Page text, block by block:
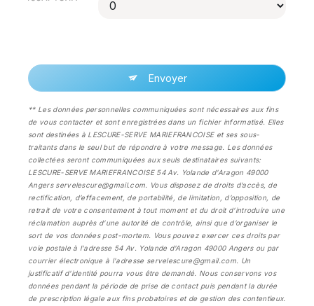
Envoyer
** Les données personnelles communiquées sont nécessaires aux fins
de vous contacter et sont enregistrées dans un fichier informatisé. Elles
sont destinées à LESCURE-SERVE MARIEFRANCOISE et ses sous-
traitants dans le seul but de répondre à votre message. Les données
collectées seront communiquées aux seuls destinataires suivants:
LESCURE-SERVE MARIEFRANCOISE 54 Av. Yolande d'Aragon 49000
Angers servelescure@gmail.com. Vous disposez de droits d’accès, de
rectification, d’effacement, de portabilité, de limitation, d’opposition, de
retrait de votre consentement à tout moment et du droit d’introduire une
réclamation auprès d’une autorité de contrôle, ainsi que d’organiser le
sort de vos données post-mortem. Vous pouvez exercer ces droits par
voie postale à l'adresse 54 Av. Yolande d'Aragon 49000 Angers ou par
courrier électronique à l'adresse servelescure@gmail.com. Un
justificatif d'identité pourra vous être demandé. Nous conservons vos
données pendant la période de prise de contact puis pendant la durée
de prescription légale aux fins probatoires et de gestion des contentieux.